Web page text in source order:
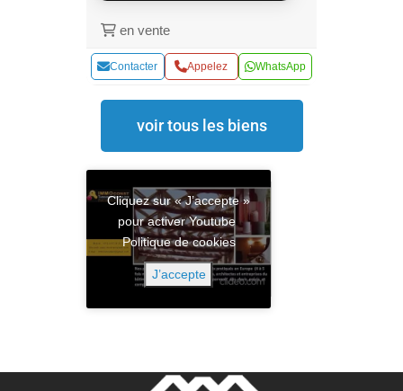
en vente
Contacter Appelez WhatsApp
voir tous les biens
Cliquez sur « J’accepte »
pour activer Youtube
Politique de cookies
J’accepte